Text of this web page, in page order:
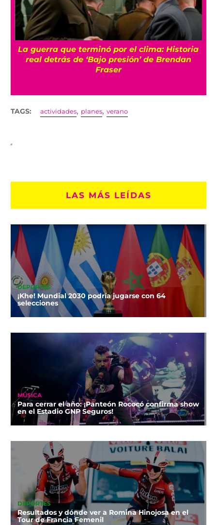
Conoce a Gelato, el gato que logró volver a
caminar gracias a una silla de ruedas de
juguetes
TAGS: actividades, planes,verano
LAS MÁS LEÍDAS
DEPORTES
¡Khe! Mundial 2030 podría jugarse con 64
selecciones
MÚSICA
Para cerrar el año: ¡Panteón Rococó confirma show
en el Estadio GNP Seguros!
DEPORTES
Resultados y dónde ver a Romina Hinojosa en el
Tour de Francia Femenil